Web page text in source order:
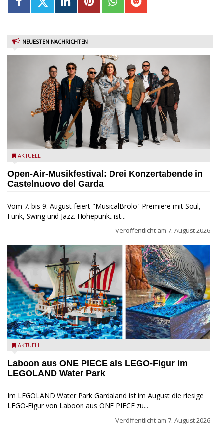
NEUESTEN NACHRICHTEN
Castelnuovo del Garda: Die "Dirotta su Cuba" zu Gast beim
AKTUELL
Open-Air-Musikfestival: Drei Konzertabende in
Castelnuovo del Garda
Vom 7. bis 9. August feiert "MusicalBrolo" Premiere mit Soul,
Funk, Swing und Jazz. Höhepunkt ist...
Veröffentlicht am 7. August 2026
Laboon aus ONE PIECE als LEGO-Figur im LEGOLAND Water
AKTUELL
Laboon aus ONE PIECE als LEGO-Figur im
LEGOLAND Water Park
Im LEGOLAND Water Park Gardaland ist im August die riesige
LEGO-Figur von Laboon aus ONE PIECE zu...
Veröffentlicht am 7. August 2026